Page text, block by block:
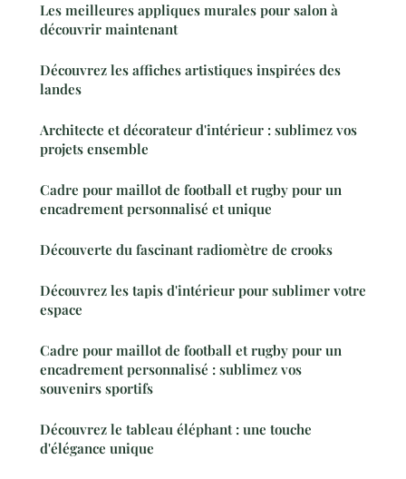
Les meilleures appliques murales pour salon à
découvrir maintenant
Découvrez les affiches artistiques inspirées des
landes
Architecte et décorateur d'intérieur : sublimez vos
projets ensemble
Cadre pour maillot de football et rugby pour un
encadrement personnalisé et unique
Découverte du fascinant radiomètre de crooks
Découvrez les tapis d'intérieur pour sublimer votre
espace
Cadre pour maillot de football et rugby pour un
encadrement personnalisé : sublimez vos
souvenirs sportifs
Découvrez le tableau éléphant : une touche
d'élégance unique